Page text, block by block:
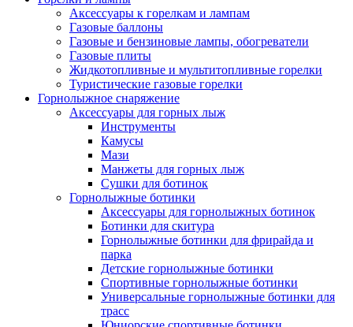
Аксессуары к горелкам и лампам
Газовые баллоны
Газовые и бензиновые лампы, обогреватели
Газовые плиты
Жидкотопливные и мультитопливные горелки
Туристические газовые горелки
Горнолыжное снаряжение
Аксессуары для горных лыж
Инструменты
Камусы
Мази
Манжеты для горных лыж
Сушки для ботинок
Горнолыжные ботинки
Аксессуары для горнолыжных ботинок
Ботинки для скитура
Горнолыжные ботинки для фрирайда и
парка
Детские горнолыжные ботинки
Спортивные горнолыжные ботинки
Универсальные горнолыжные ботинки для
трасс